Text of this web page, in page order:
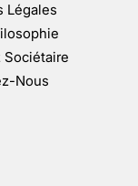
À
(1/5)
Légales
Sociétaire
Nous